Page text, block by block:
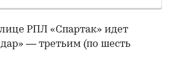
РПЛ «Спартак» идет
— третьим (по шесть